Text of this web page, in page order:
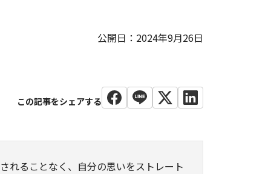
公開日：2024年9月26日
れることなく、自分の思いをストレート